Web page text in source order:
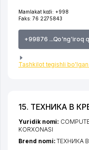
Mamlakat kodi: +998
Faks: 76 2275843
+99876 ...Qo'ng'iroq
Tashkilot tegishli bo'lgan
15. ТЕХНИКА В
Yuridik nomi:
KORXONASI
Brend nomi:ТЕХНИКА